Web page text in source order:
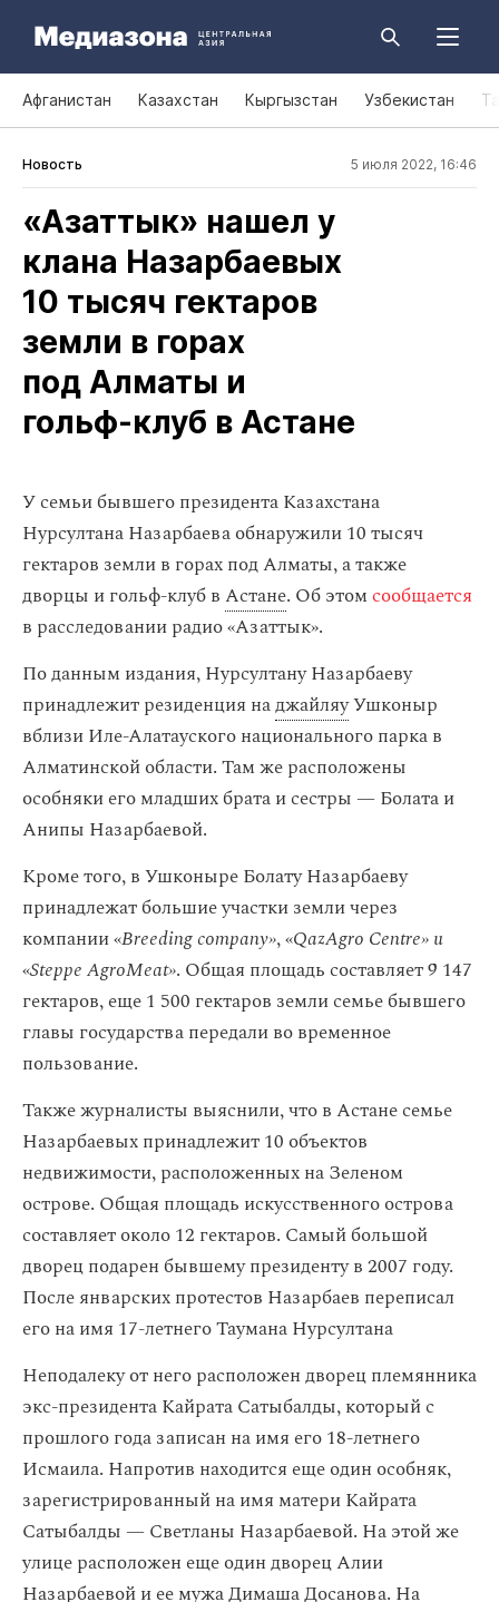
Афганистан Казахстан Кыргызстан Узбекистан
Новость 5 июля 2022, 16:46
«Азаттык» нашел у
клана Назарбаевых
10 тысяч гектаров
земли в горах
под Алматы и
гольф‑клуб в Астане
У семьи бывшего президента Казахстана
Нурсултана Назарбаева обнаружили 10 тысяч
гектаров земли в горах под Алматы, а также
дворцы и гольф-клуб вАстане. Об этомсообщается
в расследовании радио «Азаттык».
По данным издания, Нурсултану Назарбаеву
принадлежит резиденция наджайляуУшконыр
вблизи Иле-Алатауского национального парка в
Алматинской области. Там же расположены
особняки его младших брата и сестры — Болата и
Анипы Назарбаевой.
Кроме того, в Ушконыре Болату Назарбаеву
принадлежат большие участки земли через
компании «Breeding company», «QazAgro Centre» и
«Steppe AgroMeat». Общая площадь составляет 9 147
гектаров, еще 1 500 гектаров земли семье бывшего
главы государства передали во временное
пользование.
Также журналисты выяснили, что в Астане семье
Назарбаевых принадлежит 10 объектов
недвижимости, расположенных на Зеленом
острове. Общая площадь искусственного острова
составляет около 12 гектаров. Самый большой
дворец подарен бывшему президенту в 2007 году.
После январских протестов Назарбаев переписал
его на имя 17-летнего Таумана Нурсултана
Неподалеку от него расположен дворец племянника
экс-президента Кайрата Сатыбалды, который с
прошлого года записан на имя его 18-летнего
Исмаила. Напротив находится еще один особняк,
зарегистрированный на имя матери Кайрата
Сатыбалды — Светланы Назарбаевой. На этой же
улице расположен еще один дворец Алии
Назарбаевой и ее мужа Димаша Досанова. На